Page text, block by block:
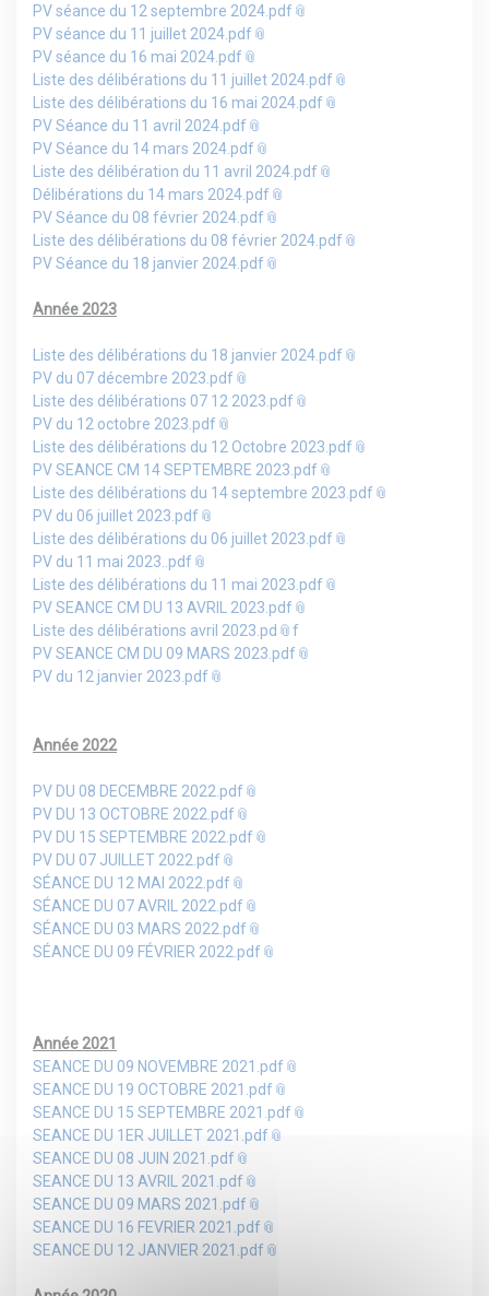
PV séance du 12 septembre 2024.pdf
PV séance du 11 juillet 2024.pdf
PV séance du 16 mai 2024.pdf
Liste des délibérations du 11 juillet 2024.pdf
Liste des délibérations du 16 mai 2024.pdf
PV Séance du 11 avril 2024.pdf
PV Séance du 14 mars 2024.pdf
Liste des délibération du 11 avril 2024.pdf
Délibérations du 14 mars 2024.pdf
PV Séance du 08 février 2024.pdf
Liste des délibérations du 08 février 2024.pdf
PV Séance du 18 janvier 2024.pdf
Année 2023
Liste des délibérations du 18 janvier 2024.pdf
PV du 07 décembre 2023.pdf
Liste des délibérations 07 12 2023.pdf
PV du 12 octobre 2023.pdf
Liste des délibérations du 12 Octobre 2023.pdf
PV SEANCE CM 14 SEPTEMBRE 2023.pdf
Liste des délibérations du 14 septembre 2023.pdf
PV du 06 juillet 2023.pdf
Liste des délibérations du 06 juillet 2023.pdf
PV du 11 mai 2023..pdf
Liste des délibérations du 11 mai 2023.pdf
PV SEANCE CM DU 13 AVRIL 2023.pdf
Liste des délibérations avril 2023.pd
f
PV SEANCE CM DU 09 MARS 2023.pdf
PV du 12 janvier 2023.pdf
Année 2022
PV DU 08 DECEMBRE 2022.pdf
PV DU 13 OCTOBRE 2022.pdf
PV DU 15 SEPTEMBRE 2022.pdf
PV DU 07 JUILLET 2022.pdf
SÉANCE DU 12 MAI 2022.pdf
SÉANCE DU 07 AVRIL 2022.pdf
SÉANCE DU 03 MARS 2022.pdf
SÉANCE DU 09 FÉVRIER 2022.pdf
Année 2021
SEANCE DU 09 NOVEMBRE 2021.pdf
SEANCE DU 19 OCTOBRE 2021.pdf
SEANCE DU 15 SEPTEMBRE 2021.pdf
SEANCE DU 1ER JUILLET 2021.pdf
SEANCE DU 08 JUIN 2021.pdf
SEANCE DU 13 AVRIL 2021.pdf
SEANCE DU 09 MARS 2021.pdf
SEANCE DU 16 FEVRIER 2021.pdf
SEANCE DU 12 JANVIER 2021.pdf